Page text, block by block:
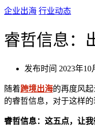
企业出海 行业动态
睿哲信息：
发布时间 2023年10
随着跨境出海的再度风
的睿哲信息，对于这样
睿哲信息：这五点，让